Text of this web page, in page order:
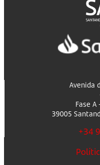
Avenida
Fase A
39005
+34